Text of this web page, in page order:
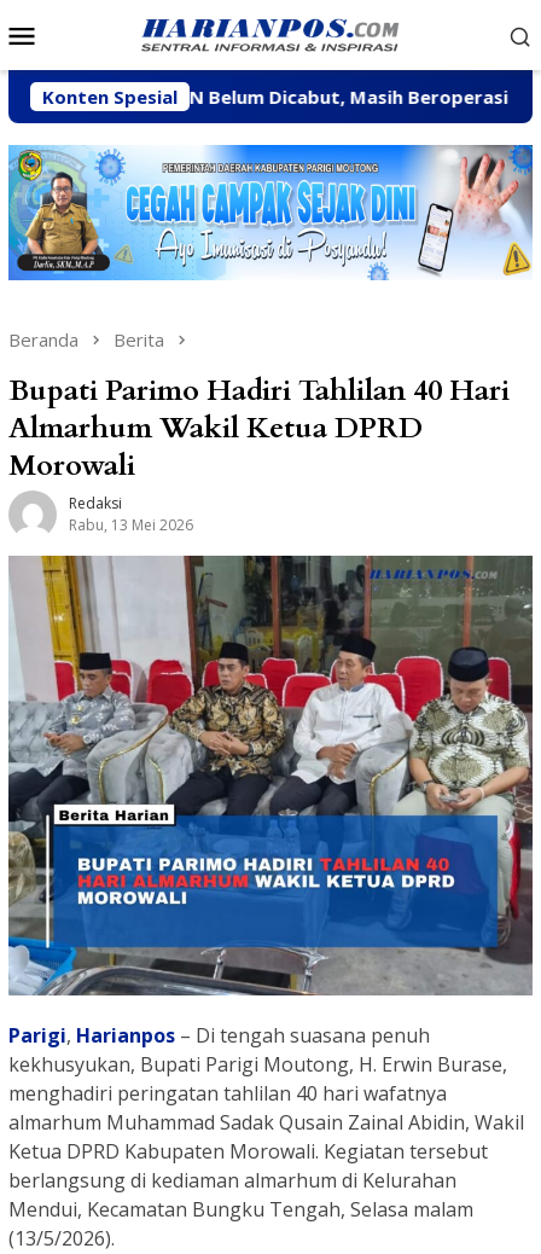
ke
Mobile
Konten Spesial
CV BBN Belum Dicabut, Masih Beroperasi Bakal
Beranda Berita
Bupati Parimo Hadiri Tahlilan 40 Hari
Almarhum Wakil Ketua DPRD
Morowali
Redaksi
Rabu, 13 Mei 2026
Parigi, Harianpos – Di tengah suasana penuh
kekhusyukan, Bupati Parigi Moutong, H. Erwin Burase,
menghadiri peringatan tahlilan 40 hari wafatnya
almarhum Muhammad Sadak Qusain Zainal Abidin, Wakil
Ketua DPRD Kabupaten Morowali. Kegiatan tersebut
berlangsung di kediaman almarhum di Kelurahan
Mendui, Kecamatan Bungku Tengah, Selasa malam
(13/5/2026).